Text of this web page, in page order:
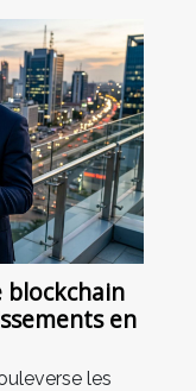
blockchain
en
les